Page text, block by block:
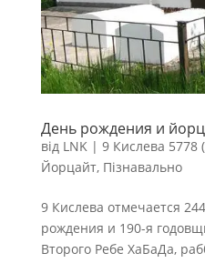
День рождения и
від LNK| 9 Кислева 5778
Йорцайт, Пізнавально
9 Кислева отмечается
рождения и 190-я
Второго Ребе ХаБаДа,